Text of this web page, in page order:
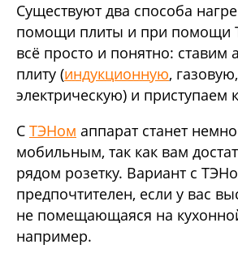
Существуют два способа
помощи плиты и при помощи
всё просто и понятно: ставим
плиту (индукционную, газовую,
электрическую) и приступаем
С ТЭНом аппарат станет
мобильным, так как вам
рядом розетку. Вариант с
предпочтителен, если у вас
не помещающаяся на
например.